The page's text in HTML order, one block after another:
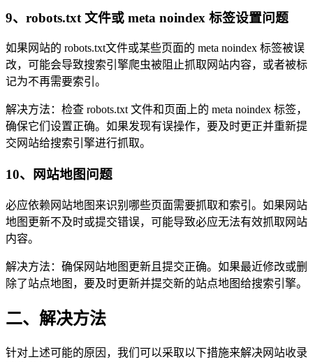
9、robots.txt 文件或 meta noindex 标签设置问题
如果网站的 robots.txt文件或某些页面的 meta noindex 标签被误
改，可能会导致搜索引擎爬虫被阻止抓取网站内容，或者被标
记为不再需要索引。
解决方法：检查 robots.txt 文件和页面上的 meta noindex 标签，
确保它们设置正确。如果发现有误操作，要及时更正并重新提
交网站给搜索引擎进行抓取。
10、网站地图问题
必应依赖网站地图来识别哪些页面需要抓取和索引。如果网站
地图更新不及时或提交错误，可能导致必应无法有效抓取网站
内容。
解决方法：确保网站地图更新且提交正确。如果最近修改或删
除了站点地图，要及时更新并提交新的站点地图给搜索引擎。
二、解决方法
针对上述可能的原因，我们可以采取以下措施来解决网站收录